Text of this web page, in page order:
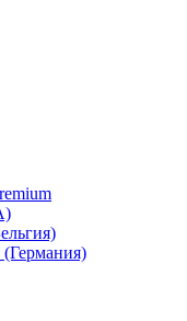
(Германия)